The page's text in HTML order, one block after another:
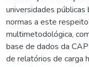
universidades
normas a este
multimetodológica,
base de dados da
de relatórios de carga